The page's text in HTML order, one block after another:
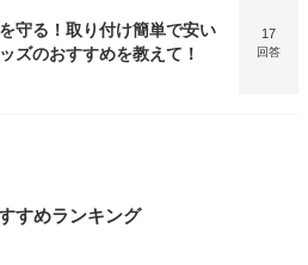
守る！取り付け簡単で安い
ズのおすすめを教えて！
17
回答
すめランキング